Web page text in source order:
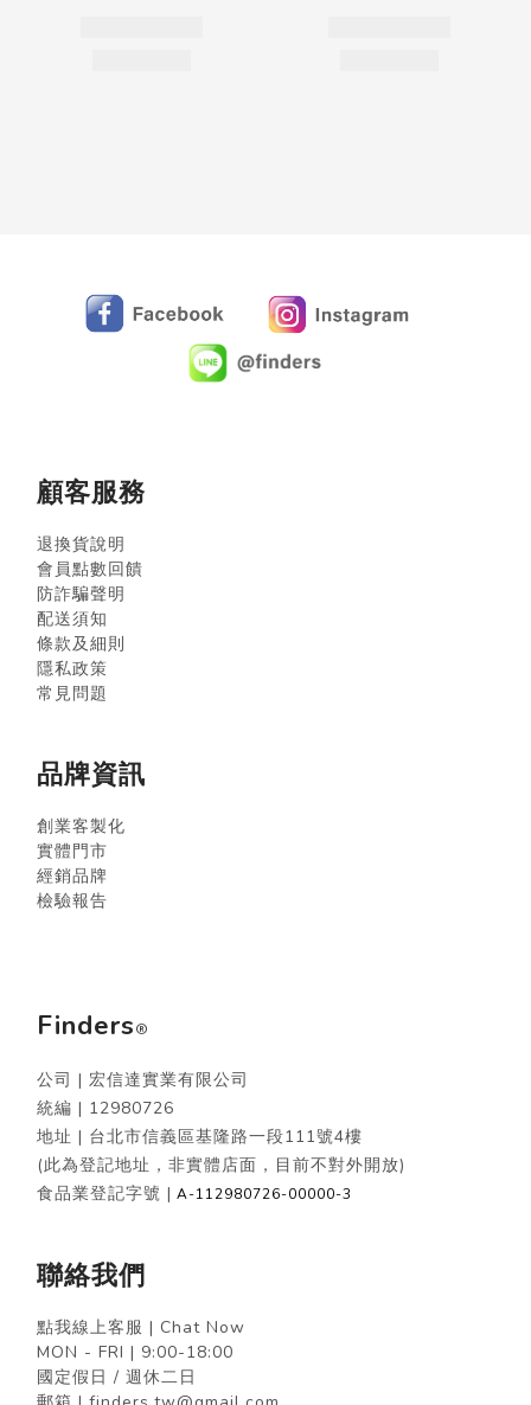
顧客服務
退換貨說明
會員點數回饋
防詐騙聲明
配送須知
條款及細則
隱私政策
常見問題
品牌資訊
創業客製化
實體門市
經銷品牌
檢驗報告
Finders®
公司 | 宏信達實業有限公司
統編 | 12980726
地址 | 台北市信義區基隆路一段111號4樓
(此為登記地址，非實體店面，目前不對外開放)
食品業登記字號 | A-112980726-00000-3
聯絡我們
點我線上客服 | Chat Now
MON - FRI | 9:00-18:00
國定假日 / 週休二日